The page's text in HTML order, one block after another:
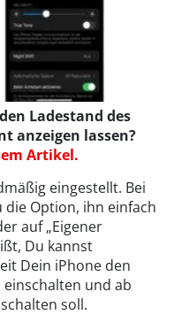
Ladestand des
anzeigen lassen?
Artikel.
eingestellt. Bei
Option, ihn einfach
auf „Eigener
Du kannst
Dein iPhone den
und ab
soll.